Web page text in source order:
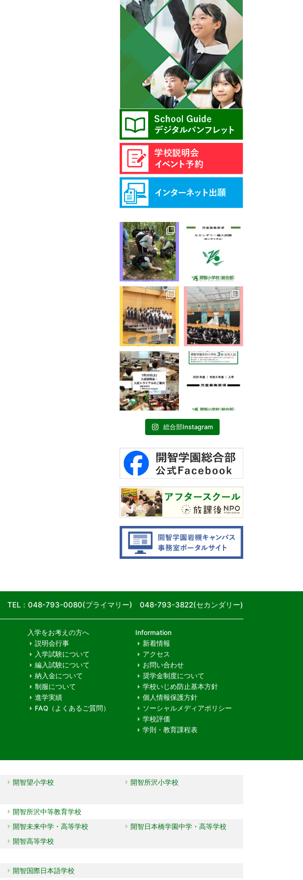
総合部Instagram
TEL：048-793-0080(プライマリー) 048-793-3822(セカンダリー)
入学をお考えの方へ
説明会行事
入学試験について
編入試験について
納入金について
制服について
進学実績
FAQ（よくあるご質問）
Information
新着情報
アクセス
お問い合わせ
奨学金制度について
学校いじめ防止基本方針
個人情報保護方針
ソーシャルメディアポリシー
学校評価
学則・教育課程表
開智望小学校
開智所沢小学校
開智所沢中等教育学校
開智未来中学・高等学校
開智日本橋学園中学・高等学校
開智高等学校
開智国際日本語学校